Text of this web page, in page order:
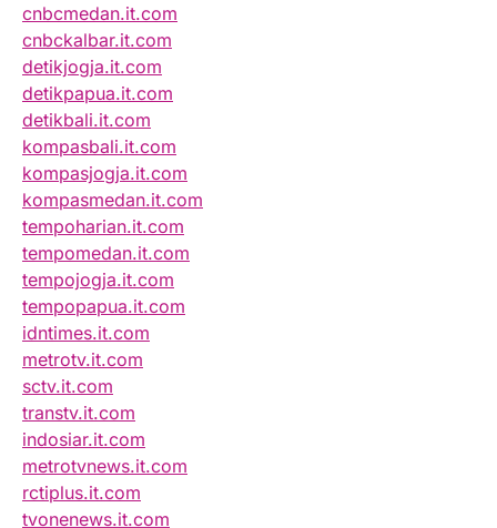
cnbcmedan.it.com
cnbckalbar.it.com
detikjogja.it.com
detikpapua.it.com
detikbali.it.com
kompasbali.it.com
kompasjogja.it.com
kompasmedan.it.com
tempoharian.it.com
tempomedan.it.com
tempojogja.it.com
tempopapua.it.com
idntimes.it.com
metrotv.it.com
sctv.it.com
transtv.it.com
indosiar.it.com
metrotvnews.it.com
rctiplus.it.com
tvonenews.it.com